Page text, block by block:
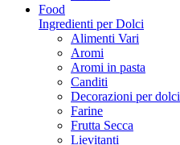
Food
Ingredienti per Dolci
Alimenti Vari
Aromi
Aromi in pasta
Canditi
Decorazioni per dolci
Farine
Frutta Secca
Lievitanti